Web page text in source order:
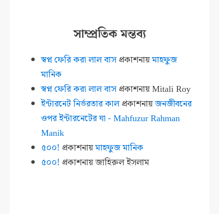
সাম্প্রতিক মন্তব্য
স্বপ্ন ফেরি করা লাল বাসপ্রকাশনায়মাহফুজ
মানিক
স্বপ্ন ফেরি করা লাল বাসপ্রকাশনায়Mitali Roy
ইন্টারনেট নির্ভরতার কালপ্রকাশনায়জনজীবনের
ওপর ইন্টারনেটের ঘা - Mahfuzur Rahman
Manik
৫০০! প্রকাশনায়মাহফুজ মানিক
৫০০! প্রকাশনায়জাহিরুল ইসলাম